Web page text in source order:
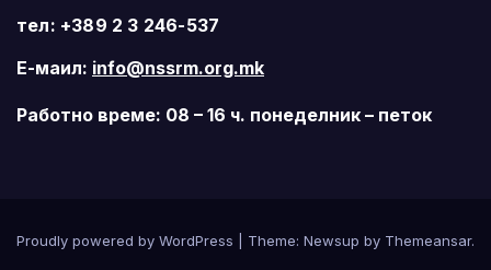
тел: +389 2 3 246-537
Е-маил: info@nssrm.org.mk
Работно време: 08 – 16 ч. понеделник – петок
Proudly powered by WordPress Theme: Newsup by Themeansar.